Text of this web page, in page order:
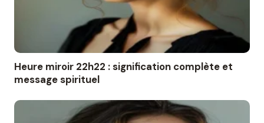
Heure miroir 22h22 : signification complète et
message spirituel